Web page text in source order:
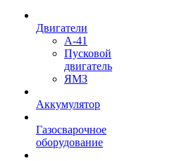
Двигатели
А-41
Пусковой
двигатель
ЯМЗ
Аккумулятор
Газосварочное
оборудование